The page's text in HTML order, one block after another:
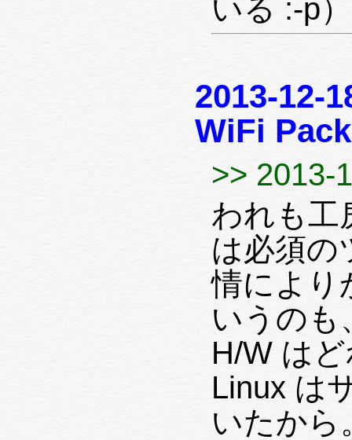
いる :-p）
2013-12-
WiFi
>> 2013-
われも工
は必須のツ
情により
いうのも、歴代の
H/W は
Linux はサーバ用のみ、になってきて
いたから